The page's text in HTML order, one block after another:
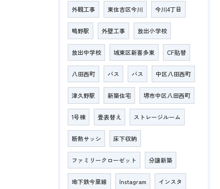
外観工事 東住吉区今川 今川4丁目
鴫野駅 外壁工事 放出小学校
放出中学校 城東区新喜多東 CF貼替
八田西町 バス バス 中区八田西町
津久野駅 新築住宅 堺市中区八田西町
1号棟 畳表替え ストレージルーム
断熱サッシ 床下収納
ファミリークローゼット 分譲新築
地下鉄今里線 Instagram インスタ